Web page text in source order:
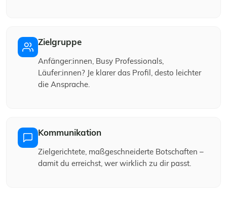
Zielgruppe
Anfänger:innen, Busy Professionals,
Läufer:innen? Je klarer das Profil, desto leichter
die Ansprache.
Kommunikation
Zielgerichtete, maßgeschneiderte Botschaften –
damit du erreichst, wer wirklich zu dir passt.